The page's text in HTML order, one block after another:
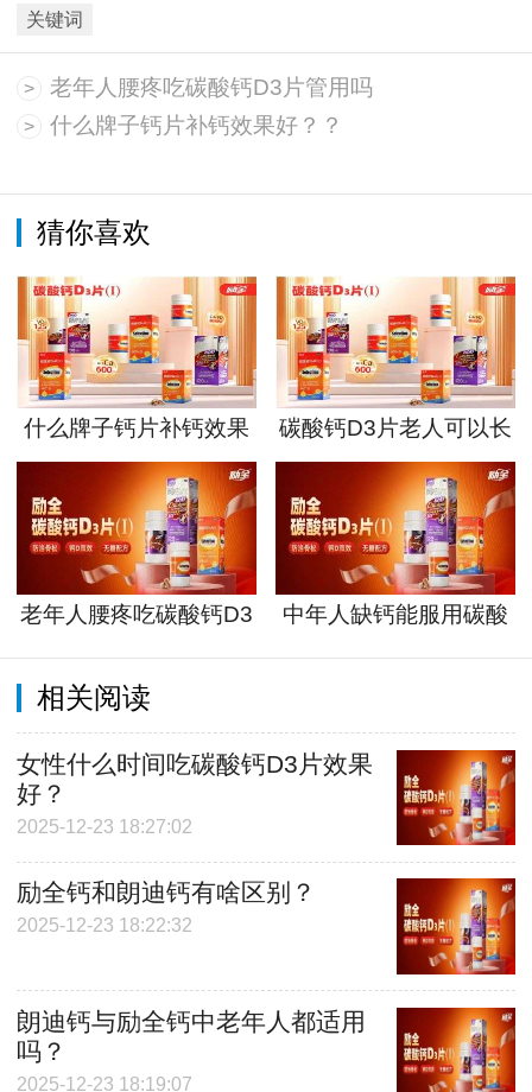
关键词
> 老年人腰疼吃碳酸钙D3片管用吗
> 什么牌子钙片补钙效果好？？
猜你喜欢
什么牌子钙片补钙效果
好？？
碳酸钙D3片老人可以长
期吃吗？
老年人腰疼吃碳酸钙D3
片管用吗
中年人缺钙能服用碳酸
钙D3片吗？
相关阅读
女性什么时间吃碳酸钙D3片效果
好？
2025-12-23 18:27:02
励全钙和朗迪钙有啥区别？
2025-12-23 18:22:32
朗迪钙与励全钙中老年人都适用
吗？
2025-12-23 18:19:07